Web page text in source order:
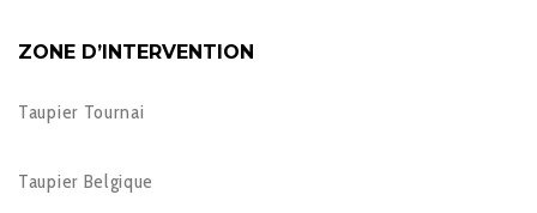
ZONE D’INTERVENTION
Taupier Tournai
Taupier Belgique